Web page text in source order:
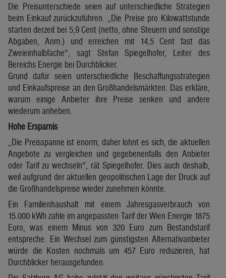
Die Preisunterschiede seien auf unterschiedliche Strategien
beim Einkauf zurückzuführen. „Die Preise pro Kilowattstunde
starten derzeit bei 5,9 Cent (netto, ohne Steuern und sonstige
Abgaben, Anm.) und erreichen mit 14,5 Cent fast das
Zweieinhalbfache“, sagt Stefan Spiegelhofer, Leiter des
Bereichs Energie bei Durchblicker.
Grund dafür seien unterschiedliche Beschaffungsstrategien
und Einkaufspreise an den Großhandelsmärkten. Das erkläre,
warum einige Anbieter ihre Preise senken und andere
wiederum anheben.
Hohe Ersparnis
„Die Preisspanne ist enorm, daher lohnt es sich, die aktuellen
Angebote zu vergleichen und gegebenenfalls den Anbieter
oder Tarif zu wechseln“, rät Spiegelhofer. Dies auch deshalb,
weil aufgrund der aktuellen geopolitischen Lage der Druck auf
die Großhandelspreise wieder zunehmen könnte.
Ein Familienhaushalt mit einem Jahresgasverbrauch von
15.000 kWh zahle im angepassten Tarif der Wien Energie 1875
Euro, was einem Minus von 320 Euro zum Bestandstarif
entspreche. Ein Wechsel zum günstigsten Alternativanbieter
würde die Kosten nochmals um 457 Euro reduzieren, hat
Durchblicker herausgefunden.